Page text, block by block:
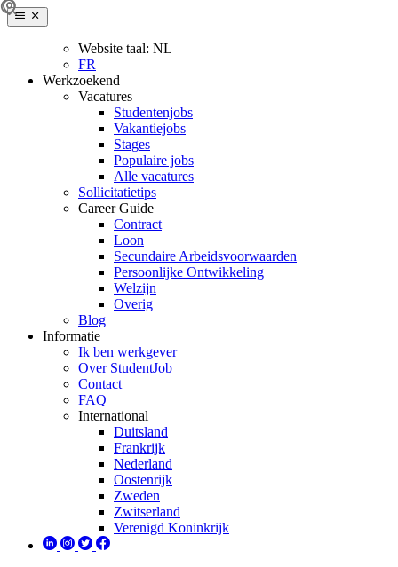
Website taal: NL
FR
Werkzoekend
Vacatures
Studentenjobs
Vakantiejobs
Stages
Populaire jobs
Alle vacatures
Sollicitatietips
Career Guide
Contract
Loon
Secundaire Arbeidsvoorwaarden
Persoonlijke Ontwikkeling
Welzijn
Overig
Blog
Informatie
Ik ben werkgever
Over StudentJob
Contact
FAQ
International
Duitsland
Frankrijk
Nederland
Oostenrijk
Zweden
Zwitserland
Verenigd Koninkrijk